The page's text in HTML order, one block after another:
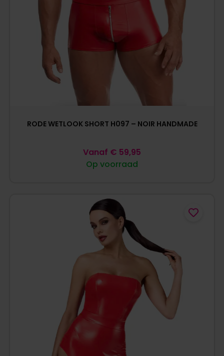
RODE WETLOOK SHORT H097 – NOIR HANDMADE
Op voorraad
Vanaf € 59,95